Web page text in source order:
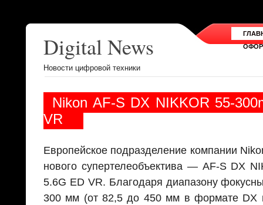
Digital News
Новости цифровой техники
Nikon AF-S DX NIKKOR 55-
VR
Европейское подразделение компании
нового супертелеобъектива — AF-S DX
5.6G ED VR. Благодаря диапазону
300 мм (от 82,5 до 450 мм в формате DX